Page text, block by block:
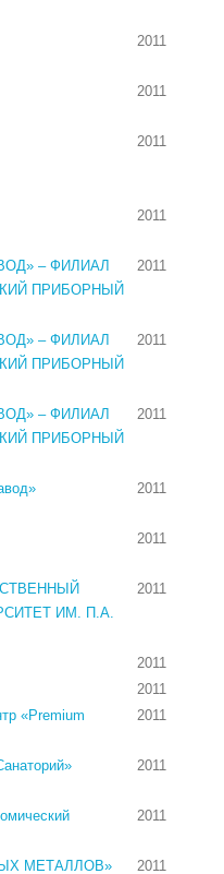
2011
2011
2011
2011
– ФИЛИАЛ
ПРИБОРНЫЙ
2011
– ФИЛИАЛ
ПРИБОРНЫЙ
2011
– ФИЛИАЛ
ПРИБОРНЫЙ
2011
2011
2011
ИМ. П.А.
2011
2011
2011
«Premium
2011
2011
2011
МЕТАЛЛОВ» 2011